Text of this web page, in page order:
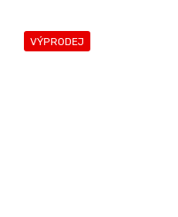
VÝPRODEJ